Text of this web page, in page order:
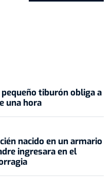
tiburón obliga a
una hora
nacido en un armario
ingresara en el